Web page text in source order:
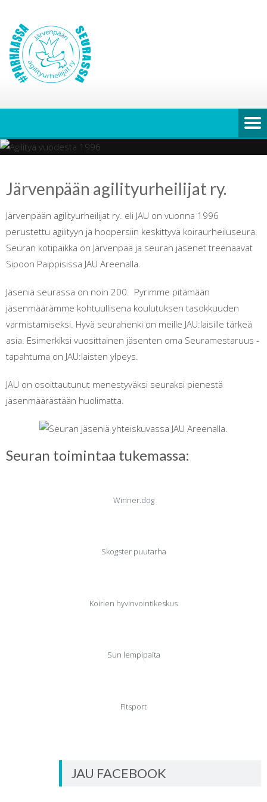
Järvenpään agilityurheilijat ry.
Järvenpään agilityurheilijat ry. eli JAU on vuonna 1996
perustettu agilityyn ja hoopersiin keskittyvä koiraurheiluseura.
Seuran kotipaikka on Järvenpää ja seuran jäsenet treenaavat
Sipoon Paippisissa JAU Areenalla.
Jäseniä seurassa on noin 200. Pyrimme pitämään
jäsenmäärämme kohtuullisena koulutuksen tasokkuuden
varmistamiseksi. Hyvä seurahenki on meille JAU:laisille tärkeä
asia. Esimerkiksi vuosittainen jäsenten oma Seuramestaruus -
tapahtuma on JAU:laisten ylpeys.
JAU on osoittautunut menestyväksi seuraksi pienestä
jäsenmäärästään huolimatta.
Seuran toimintaa tukemassa:
Winner.dog
Skogster puutarha
Koirien hyvinvointikeskus
Sun lempipaita
Fitsport
JAU FACEBOOK